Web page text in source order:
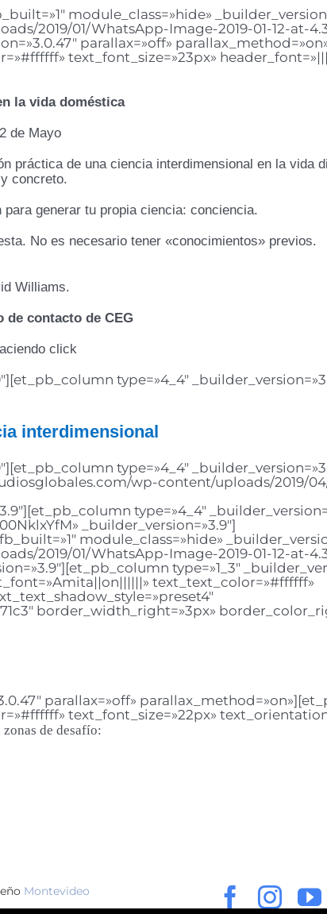
module_class=»hide»
2019/01/WhatsApp-Image-2019-01-12-at-
parallax=»off»
text_font_size=»23px»
la vida doméstica
de Mayo
práctica de una ciencia interdimensional en la vida
concreto.
generar tu propia ciencia: conciencia.
No es necesario tener «conocimientos» previos.
Williams.
contacto de CEG
click
type=»4_4″
interdimensional
type=»4_4″
wp-content/uploads/2019/
type=»4_4″
_builder_version=»3.9″]
module_class=»hide»
2019/01/WhatsApp-Image-2019-01-12-at-
type=»1_3″
text_text_color=»#ffffff»
border_width_right=»3px»
parallax=»off»
text_font_size=»22px»
de desafío:
Montevideo